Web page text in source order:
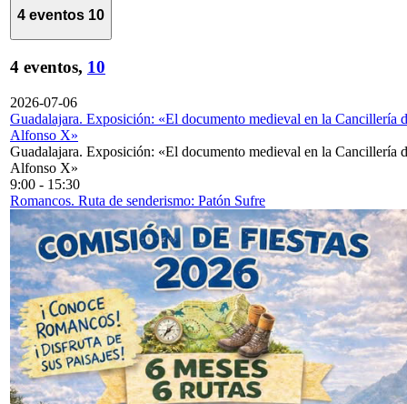
4 eventos 10
4 eventos, 10
2026-07-06
Guadalajara. Exposición: «El documento medieval en la Cancillería
Alfonso X»
Guadalajara. Exposición: «El documento medieval en la Cancillería
Alfonso X»
9:00 - 15:30
Romancos. Ruta de senderismo: Patón Sufre